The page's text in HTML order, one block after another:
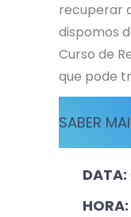
recuperar
dispomos
Curso de
que pode
SABER
DATA:
HORA: